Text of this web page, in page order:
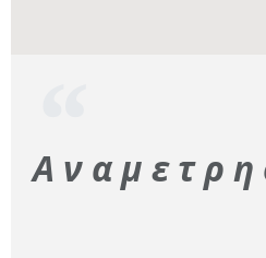
A ν α μ ε τ ρ η